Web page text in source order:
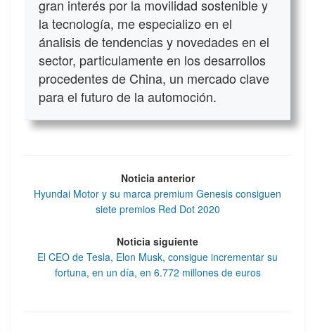
gran interés por la movilidad sostenible y
la tecnología, me especializo en el
ánalisis de tendencias y novedades en el
sector, particulamente en los desarrollos
procedentes de China, un mercado clave
para el futuro de la automoción.
Noticia anterior
Hyundai Motor y su marca premium Genesis consiguen
siete premios Red Dot 2020
Noticia siguiente
El CEO de Tesla, Elon Musk, consigue incrementar su
fortuna, en un día, en 6.772 millones de euros